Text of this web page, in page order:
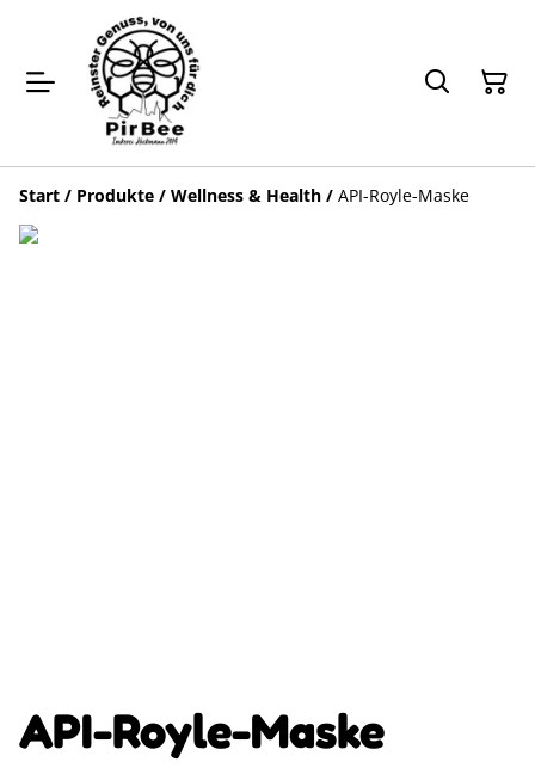
Start / Produkte / Wellness & Health / API-Royle-Maske
API-Royle-Maske